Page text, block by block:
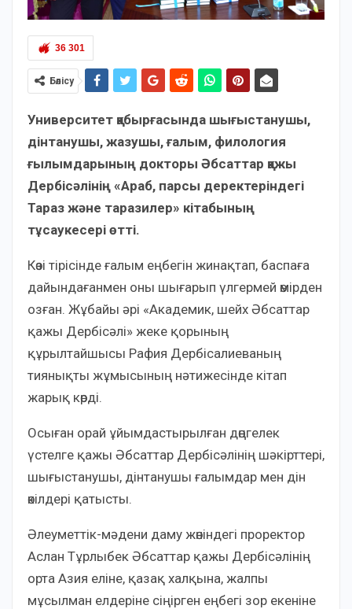
36 301
Бөлісу
Университет қабырғасында шығыстанушы,
дінтанушы, жазушы, ғалым, филология
ғылымдарының докторы Әбсаттар қажы
Дербісәлінің «Араб, парсы деректеріндегі
Тараз және таразилер» кітабының
тұсаукесері өтті.
Көзі тірісінде ғалым еңбегін жинақтап, баспаға
дайындағанмен оны шығарып үлгермей өмірден
озған. Жұбайы әрі «Академик, шейх Әбсаттар
қажы Дербісәлі» жеке қорының
құрылтайшысы Рафия Дербісалиеваның
тиянықты жұмысының нәтижесінде кітап
жарық көрді.
Осыған орай ұйымдастырылған дөңгелек
үстелге қажы Әбсаттар Дербісәлінің шәкірттері,
шығыстанушы, дінтанушы ғалымдар мен дін
өкілдері қатысты.
Әлеуметтік-мәдени даму жөніндегі проректор
Аслан Тұрлыбек Әбсаттар қажы Дербісәлінің
орта Азия еліне, қазақ халқына, жалпы
мұсылман елдеріне сіңірген еңбегі зор екеніне